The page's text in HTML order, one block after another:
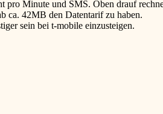
Minute und SMS. Oben drauf
ca. 42MB den Datentarif zu haben.
sein bei t-mobile einzusteigen.